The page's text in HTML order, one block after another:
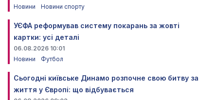
Новини
Новини спорту
УЄФА реформував систему покарань за жовті
картки: усі деталі
06.08.2026 10:01
Новини
Футбол
Сьогодні київське Динамо розпочне свою битву за
життя у Європі: що відбувається